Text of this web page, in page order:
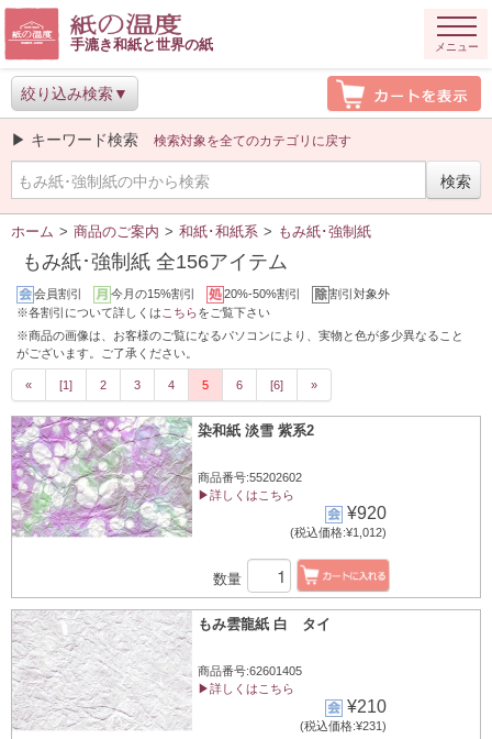
手漉き和紙と世界の紙 メニュー
絞り込み検索
▶ キーワード検索 検索対象を全てのカテゴリに戻す
ホーム > 商品のご案内 > 和紙･和紙系 > もみ紙･強制紙
もみ紙･強制紙 全156アイテム
会員割引 今月の15%割引 20%-50%割引
割引対象外
※各割引について詳しくは こちらをご覧下さい
※商品の画像は、お客様のご覧になるパソコンにより、実物と色が多少異なること
がございます。ご了承ください。
« [1] 2 3 4 5 6 [6] »
染和紙 淡雪 紫系2
商品番号:55202602
▶詳しくはこちら
¥920
(税込価格:¥1,012)
数量
もみ雲龍紙 白 タイ
商品番号:62601405
▶詳しくはこちら
¥210
(税込価格:¥231)